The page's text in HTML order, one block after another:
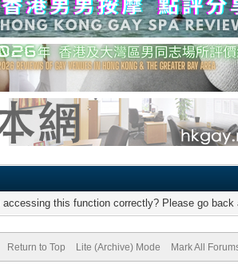
this function correctly? Please go back
Return to Top Lite (Archive) Mode Mark All